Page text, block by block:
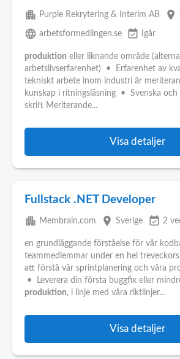
apartment Purple Rekrytering & Interim AB place
language arbetsformedlingen.se event_available Igår
produktion eller liknande område
arbetslivserfarenhet) • Erfarenhet av
tekniskt arbete inom industri är
kunskap i ritningsläsning • Svenska och
skrift Meriterande...
Visa detaljer
Fullstack .NET Developer
apartment Membrain.com place Sverige event_available 2
en grundläggande förståelse för vår
teammedlemmar under en hel
att förstå vår sprintplanering och våra
• Leverera din första buggfix eller
produktion, i linje med våra riktlinjer...
Visa detaljer